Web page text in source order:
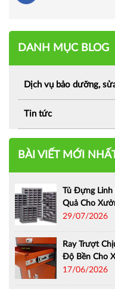
DANH MỤC BLOG
Dịch vụ bảo dưỡng,
Tin tức
BÀI VIẾT MỚI
Tủ Đựng Linh
Quả Cho
29/07/2026
Ray Trượt
Độ Bền Cho
17/06/2026